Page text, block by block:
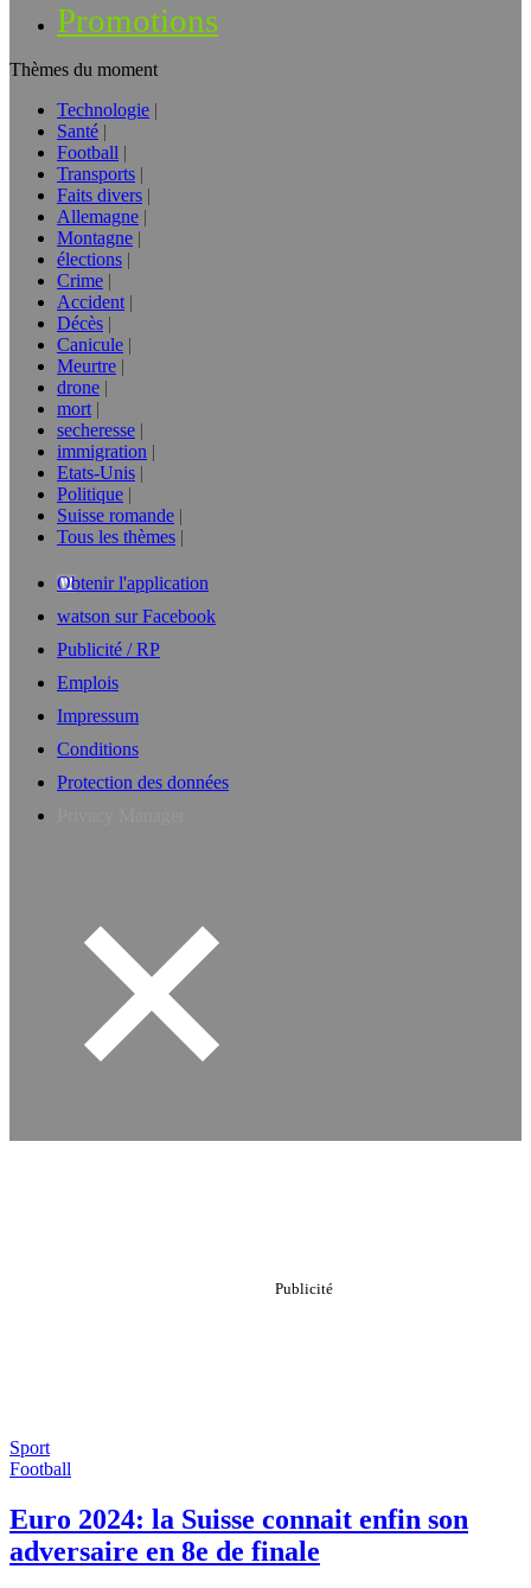
Promotions
Thèmes du moment
Technologie
Santé
Football
Transports
Faits divers
Allemagne
Montagne
élections
Crime
Accident
Décès
Canicule
Meurtre
drone
mort
secheresse
immigration
Etats-Unis
Politique
Suisse romande
Tous les thèmes
Obtenir l'application
watson sur Facebook
Publicité / RP
Emplois
Impressum
Conditions
Protection des données
Sport
Football
Euro 2024: la Suisse connait enfin son
adversaire en 8e de finale